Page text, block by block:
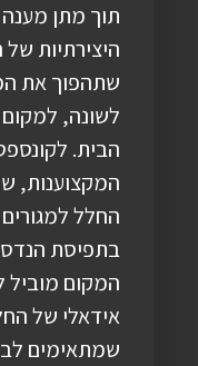
תוך מתן מענה
היצירתיות
שתהפוך את
לשונה,
הבית.
המקצוענות,
החלל למגורים
בתפיסת
המקום מוביל
אידאלי של
שמתאימים